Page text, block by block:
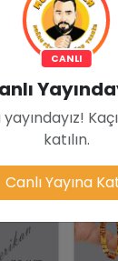
CANLI
katılın.
Canlı Yayına